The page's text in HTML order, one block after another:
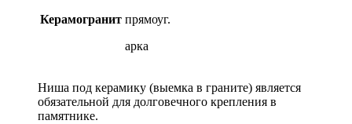
Керамогранит прямоуг.
арка
Ниша под керамику (выемка в граните) является
обязательной для долговечного крепления в
памятнике.